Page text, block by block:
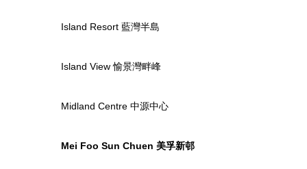
Island Resort 藍灣半島
Island View 愉景灣畔峰
Midland Centre 中源中心
Mei Foo Sun Chuen 美孚新邨